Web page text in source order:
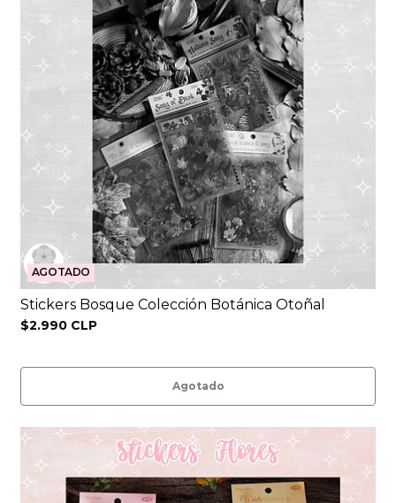
AGOTADO
Stickers Bosque Colección Botánica Otoñal
$2.990 CLP
Agotado